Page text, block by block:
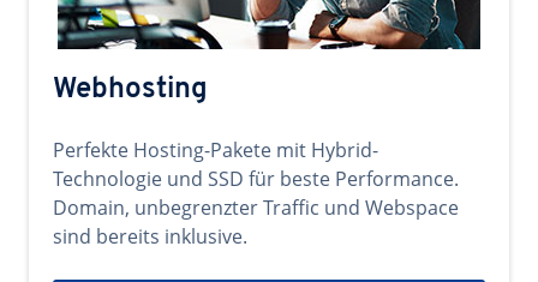
Webhosting
Perfekte Hosting-Pakete mit Hybrid-
Technologie und SSD für beste Performance.
Domain, unbegrenzter Traffic und Webspace
sind bereits inklusive.